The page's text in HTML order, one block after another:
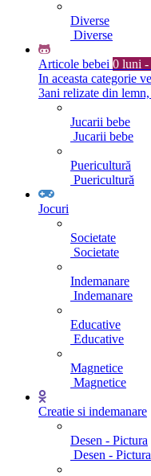
Diverse
Diverse
Articole bebei 0 luni -
In aceasta categorie
3ani relizate din
Jucarii bebe
Jucarii bebe
Puericultură
Puericultură
Jocuri
Societate
Societate
Indemanare
Indemanare
Educative
Educative
Magnetice
Magnetice
Creatie si indemanare
Desen - Pictura
Desen - Pictura